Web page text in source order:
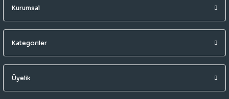
Kurumsal
Kategoriler
Üyelik